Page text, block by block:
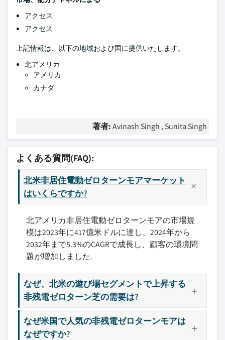
アクセス
アクセス
上記情報は、以下の地域および国に提供いたします。
北アメリカ
アメリカ
カナダ
著者:Avinash Singh , Sunita Singh
よくある質問(FAQ):
北米非居住電動ゼロターンモアマーケット
はいくらですか?
北アメリカ非居住電動ゼロターンモアの市場規
模は2023年に417億米ドルに達し、2024年から
2032年まで5.3%のCAGRで成長し、顧客の環境問
題が増加しました.
なぜ、北米の遊び場セグメントで上昇する
非残電ゼロターン芝の需要は?
なぜ米国で人気の非残電ゼロターンモアは
なぜですか?